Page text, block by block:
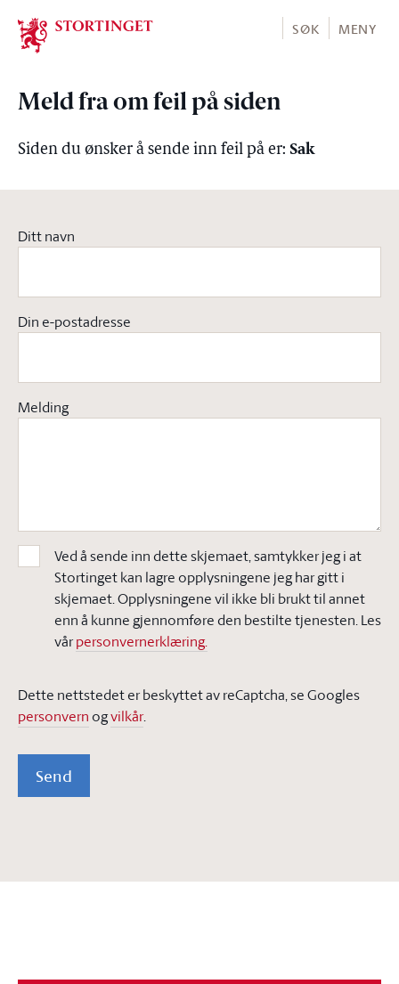
Stortinget.no
SØK MENY
Meld fra om feil på siden
Siden du ønsker å sende inn feil på er: Sak
Ditt navn
Din e-postadresse
Melding
Ved å sende inn dette skjemaet, samtykker jeg i at
Stortinget kan lagre opplysningene jeg har gitt i
skjemaet. Opplysningene vil ikke bli brukt til annet
enn å kunne gjennomføre den bestilte tjenesten. Les
vårpersonvernerklæring.
Dette nettstedet er beskyttet av reCaptcha, se Googles
personvern ogvilkår.
Send